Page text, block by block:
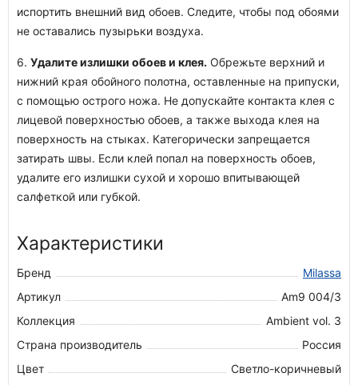
испортить внешний вид обоев. Следите, чтобы под обоями
не оставались пузырьки воздуха.
6. Удалите излишки обоев и клея. Обрежьте верхний и
нижний края обойного полотна, оставленные на припуски,
с помощью острого ножа. Не допускайте контакта клея с
лицевой поверхностью обоев, а также выхода клея на
поверхность на стыках. Категорически запрещается
затирать швы. Если клей попал на поверхность обоев,
удалите его излишки сухой и хорошо впитывающей
салфеткой или губкой.
Характеристики
Бренд
Milassa
Артикул
Am9 004/3
Коллекция
Ambient vol. 3
Страна производитель
Россия
Цвет
Светло-коричневый